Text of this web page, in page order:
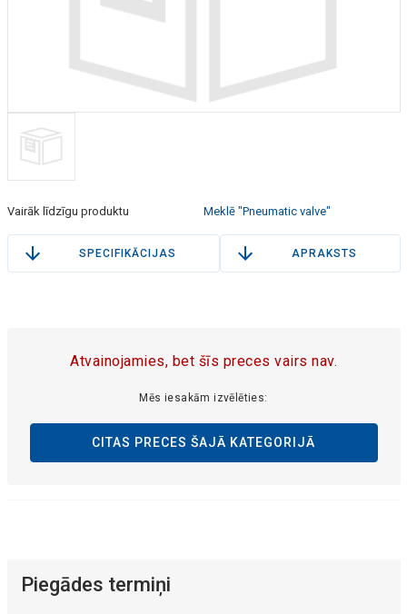
Vairāk līdzīgu produktu Meklē "Pneumatic valve"
SPECIFIKĀCIJAS APRAKSTS
Atvainojamies, bet šīs preces vairs nav.
Mēs iesakām izvēlēties:
CITAS PRECES ŠAJĀ KATEGORIJĀ
Piegādes termiņi